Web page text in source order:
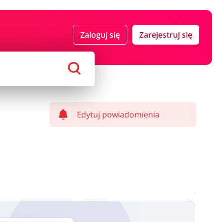
Zaloguj się Zarejestruj się
Edytuj powiadomienia
oraz może być naliczony od kwoty zamówienia